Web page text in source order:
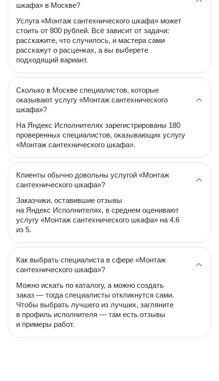
шкафа» в Москве?
Услуга «Монтаж сантехнического шкафа» может
стоить от 800 рублей. Всё зависит от задачи:
расскажите, что случилось, и мастера сами
расскажут о расценках, а вы выберете
подходящий вариант.
Сколько в Москве специалистов, которые
оказывают услугу «Монтаж сантехнического
шкафа»?
На Яндекс Исполнителях зарегистрированы 180
проверенных специалистов, оказывающих услугу
«Монтаж сантехнического шкафа».
Клиенты обычно довольны услугой «Монтаж
сантехнического шкафа»?
Заказчики, оставившие отзывы
на Яндекс Исполнителях, в среднем оценивают
услугу «Монтаж сантехнического шкафа» на 4.6
из 5.
Как выбрать специалиста в сфере «Монтаж
сантехнического шкафа»?
Можно искать по каталогу, а можно создать
заказ — тогда специалисты откликнутся сами.
Чтобы выбрать лучшего из лучших, загляните
в профиль исполнителя — там есть отзывы
и примеры работ.